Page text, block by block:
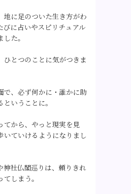
地に足のついた生き方がわ
びに占いやスピリチュアル
た。
ひとつのことに気がつきま
で、必ず何かに・誰かに助
いうことに。
てから、やっと現実を見
いていけるようになりまし
神社仏閣巡りは、頼りきれ
しまう。